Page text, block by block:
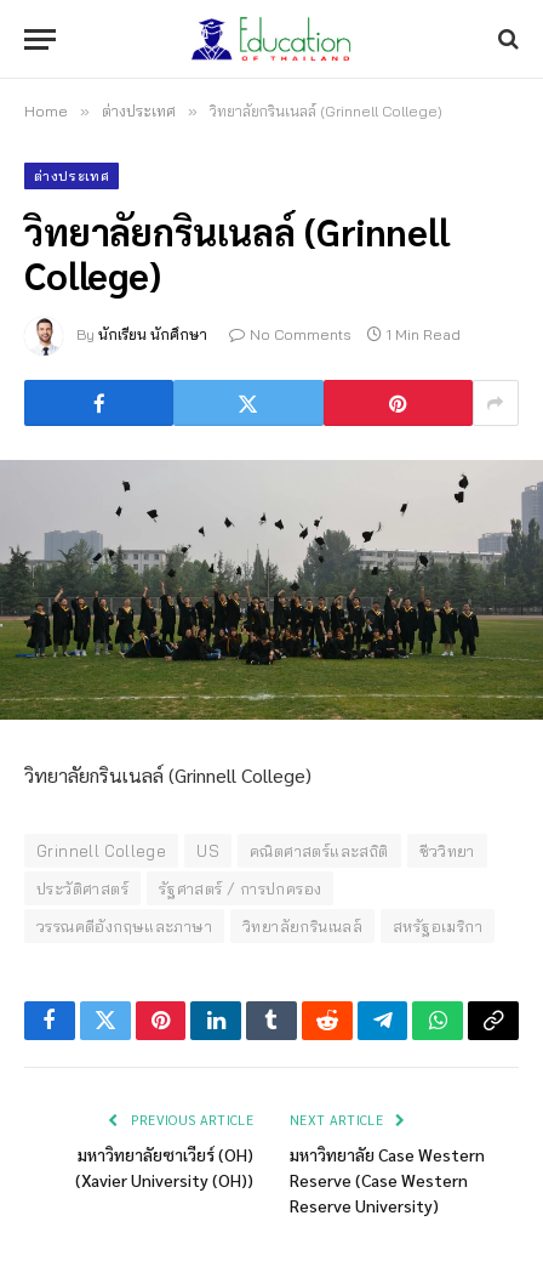
Home » ต่างประเทศ » วิทยาลัยกรินเนลล์ (Grinnell College)
ต่างประเทศ
วิทยาลัยกรินเนลล์ (Grinnell
College)
By นักเรียน นักศึกษา No Comments 1 Min Read
วิทยาลัยกรินเนลล์ (Grinnell College)
Grinnell College US คณิตศาสตร์และสถิติ
ชีววิทยา
ประวัติศาสตร์
รัฐศาสตร์ / การปกครอง
วรรณคดีอังกฤษและภาษา
วิทยาลัยกรินเนลล์ สหรัฐอเมริกา
FacebookTwitterPinterestLinkedInTumblrRedditTelegramWhatsApp
Copy
PREVIOUS ARTICLE
มหาวิทยาลัยซาเวียร์ (OH)
(Xavier University (OH))
NEXT ARTICLE
มหาวิทยาลัย Case Western
Reserve (Case Western
Reserve University)